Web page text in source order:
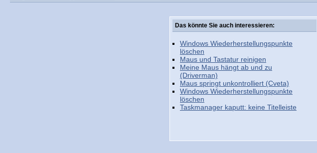
Das könnte Sie auch interessieren:
Windows Wiederherstellungspunkte
löschen
Maus und Tastatur reinigen
Meine Maus hängt ab und zu
(Driverman)
Maus springt unkontrolliert (Cveta)
Windows Wiederherstellungspunkte
löschen
Taskmanager kaputt: keine Titelleiste